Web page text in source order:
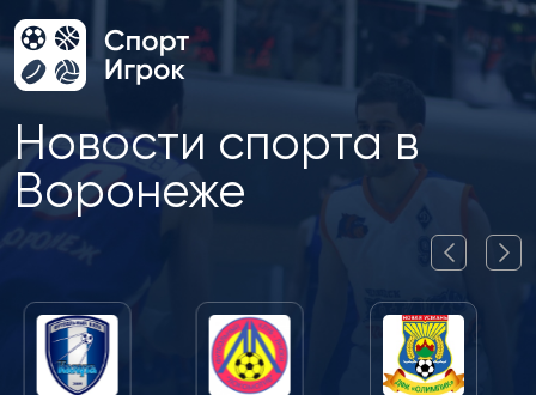
Новости спорта в
Воронеже